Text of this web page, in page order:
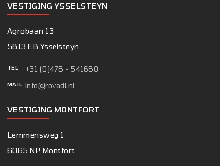
VESTIGING YSSELSTEYN
Agrobaan 13
5813 EB Ysselsteyn
TEL +31 (0)478 - 541680
MAIL info@rovadi.nl
VESTIGING MONTFORT
Lemmensweg 1
6065 NP Montfort